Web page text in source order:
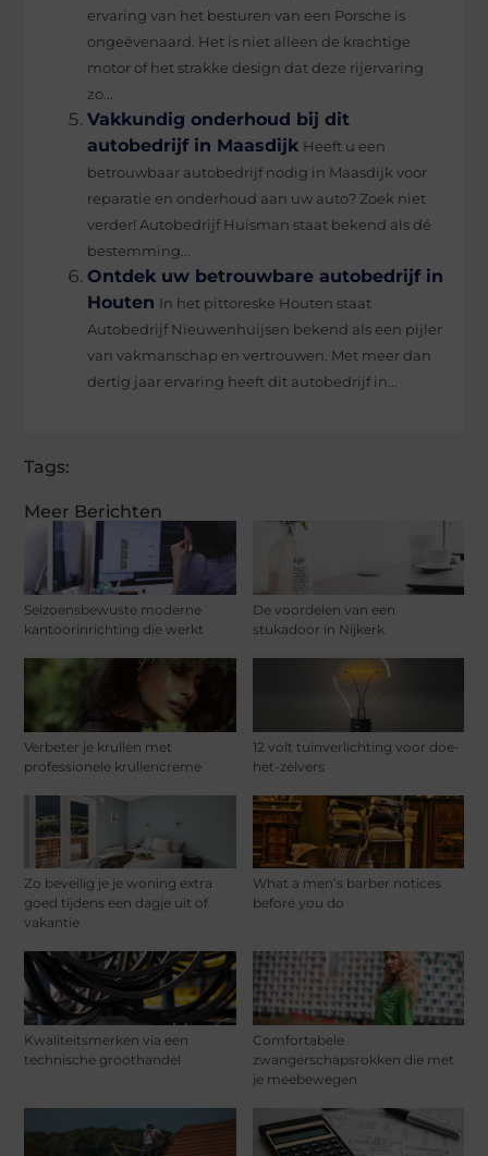
Meer Berichten
Seizoensbewuste moderne
kantoorinrichting die werkt
De voordelen van een
stukadoor in Nijkerk
Verbeter je krullen met
professionele krullencreme
12 volt tuinverlichting voor doe-
het-zelvers
Zo beveilig je je woning extra
goed tijdens een dagje uit of
vakantie
What a men’s barber notices
before you do
Kwaliteitsmerken via een
technische groothandel
Comfortabele
zwangerschapsrokken die met
je meebewegen
ervaring van het besturen van een Porsche is
ongeëvenaard. Het is niet alleen de krachtige
motor of het strakke design dat deze rijervaring
zo...
Vakkundig onderhoud bij dit
autobedrijf in Maasdijk Heeft u een
betrouwbaar autobedrijf nodig in Maasdijk voor
reparatie en onderhoud aan uw auto? Zoek niet
verder! Autobedrijf Huisman staat bekend als dé
bestemming...
Ontdek uw betrouwbare autobedrijf in
Houten In het pittoreske Houten staat
Autobedrijf Nieuwenhuijsen bekend als een pijler
van vakmanschap en vertrouwen. Met meer dan
dertig jaar ervaring heeft dit autobedrijf in...
Tags: